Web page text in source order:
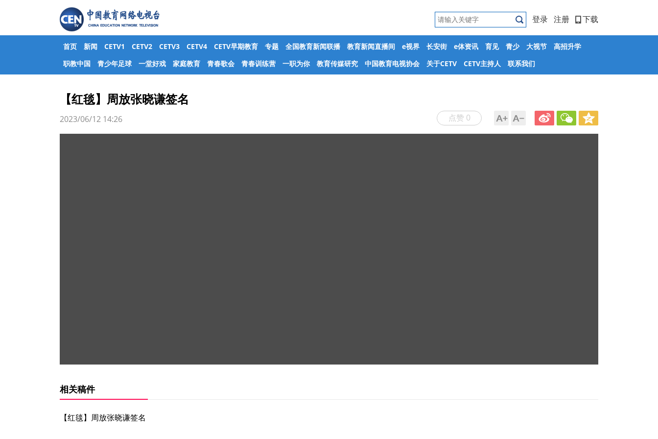
登录 注册 下载
首页 新闻 CETV1 CETV2 CETV3 CETV4 CETV早期教育 专题 全国教育新闻联播 教育新闻直播间 e视界 长安街 e体资讯 育见 青少 大视节
高招升学
职教中国
青少年足球 一堂好戏 家庭教育 青春歌会 青春训练营 一职为你 教育传媒研究 中国教育电视协会 关于CETV CETV主持人 联系我们
【红毯】周放张晓谦签名
点赞 0
2023/06/12 14:26
相关稿件
【红毯】周放张晓谦签名